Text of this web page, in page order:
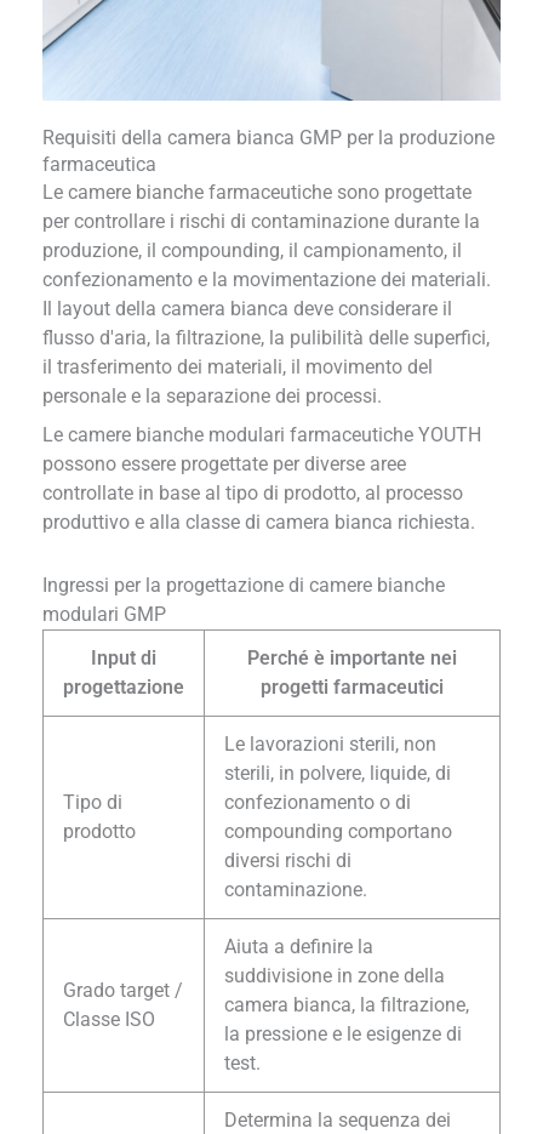
Requisiti della camera bianca GMP per la produzione
farmaceutica
Le camere bianche farmaceutiche sono progettate
per controllare i rischi di contaminazione durante la
produzione, il compounding, il campionamento, il
confezionamento e la movimentazione dei materiali.
Il layout della camera bianca deve considerare il
flusso d'aria, la filtrazione, la pulibilità delle superfici,
il trasferimento dei materiali, il movimento del
personale e la separazione dei processi.
Le camere bianche modulari farmaceutiche YOUTH
possono essere progettate per diverse aree
controllate in base al tipo di prodotto, al processo
produttivo e alla classe di camera bianca richiesta.
Ingressi per la progettazione di camere bianche
modulari GMP
Input di
progettazione
Perché è importante nei
progetti farmaceutici
Tipo di
prodotto
Le lavorazioni sterili, non
sterili, in polvere, liquide, di
confezionamento o di
compounding comportano
diversi rischi di
contaminazione.
Grado target /
Classe ISO
Aiuta a definire la
suddivisione in zone della
camera bianca, la filtrazione,
la pressione e le esigenze di
test.
Determina la sequenza dei